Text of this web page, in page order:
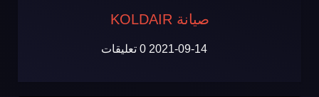
صيانة KOLDAIR
2021-09-14 0 تعليقات